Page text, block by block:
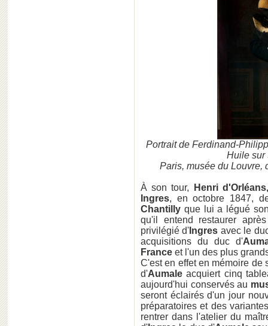
Portrait de Ferdinand-
Huile sur
Paris, musée du Louvre,
À son tour,
Henri
Ingres, en octobre 1847,
Chantilly que lui a légué
qu'il entend restaurer
privilégié d' Ingres avec le
acquisitions du duc d'
France et l'un des plus
C'est en effet en mémoire de
d'Aumale acquiert cinq
aujourd'hui conservés au
seront éclairés d'un jour
préparatoires et des
rentrer dans l'atelier du